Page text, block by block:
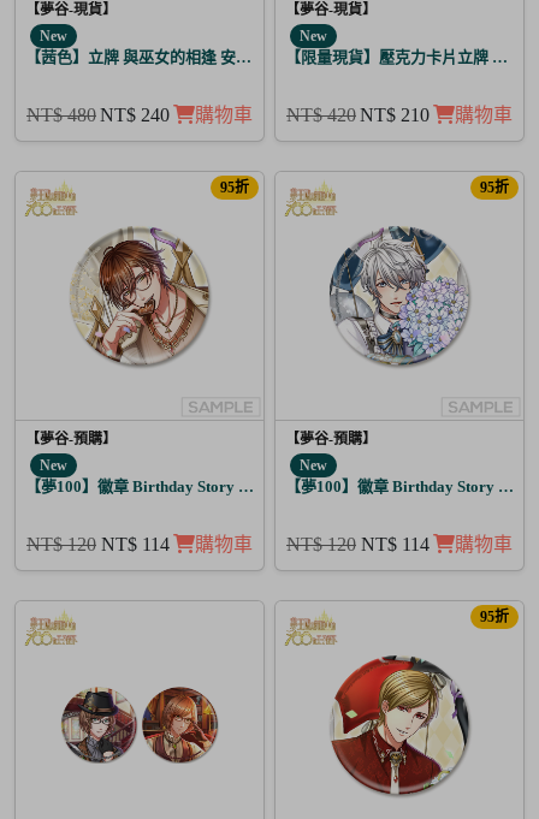
【夢谷-現貨】
New
【茜色】立牌 與巫女的相逢 安倍晴明
NT$ 480NT$ 240 購物車
【夢谷-現貨】
New
【限量現貨】壓克力卡片立牌 傳遞
NT$ 420NT$ 210 購物車
95折
【夢谷-預購】
New
【夢100】徽章 Birthday Story 利卡 日覺
NT$ 120 NT$ 114 購物車
95折
【夢谷-預購】
New
【夢100】徽章 Birthday Story 亞當
NT$ 120 NT$ 114 購物車
95折